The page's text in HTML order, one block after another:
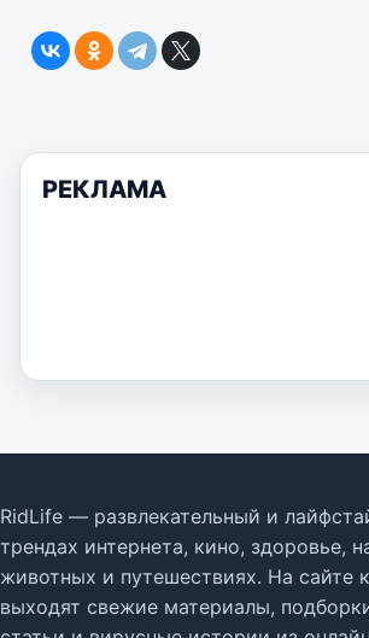
РЕКЛАМА
RidLife — развлекательный и
трендах интернета, кино, здоровье,
животных и путешествиях. На сайте
выходят свежие материалы,